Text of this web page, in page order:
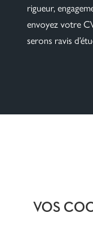
rigueur,
envoyez votre
serons ravis
VOS